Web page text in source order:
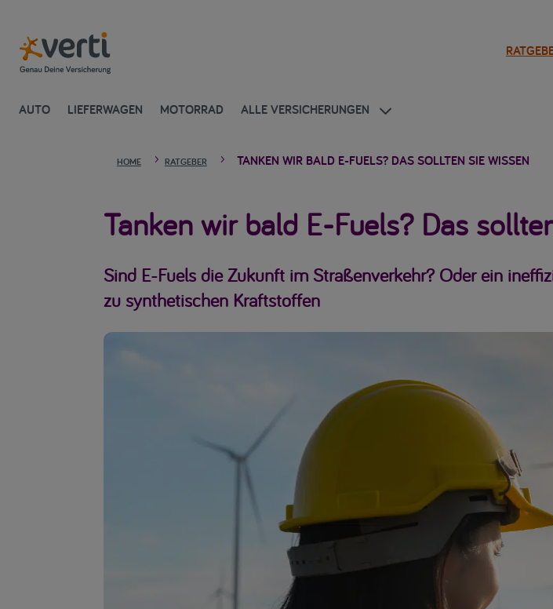
AUTO LIEFERWAGEN MOTORRAD ALLE VERSICHERUNGEN
HOME 5 RATGEBER 5 TANKEN WIR BALD E-FUELS? DAS SOLLTEN SIE WISSEN
Tanken wir bald E-Fuels? Das
Sind E-Fuels die Zukunft im Straßenverkehr? Oder ein
zu synthetischen Kraftstoffen